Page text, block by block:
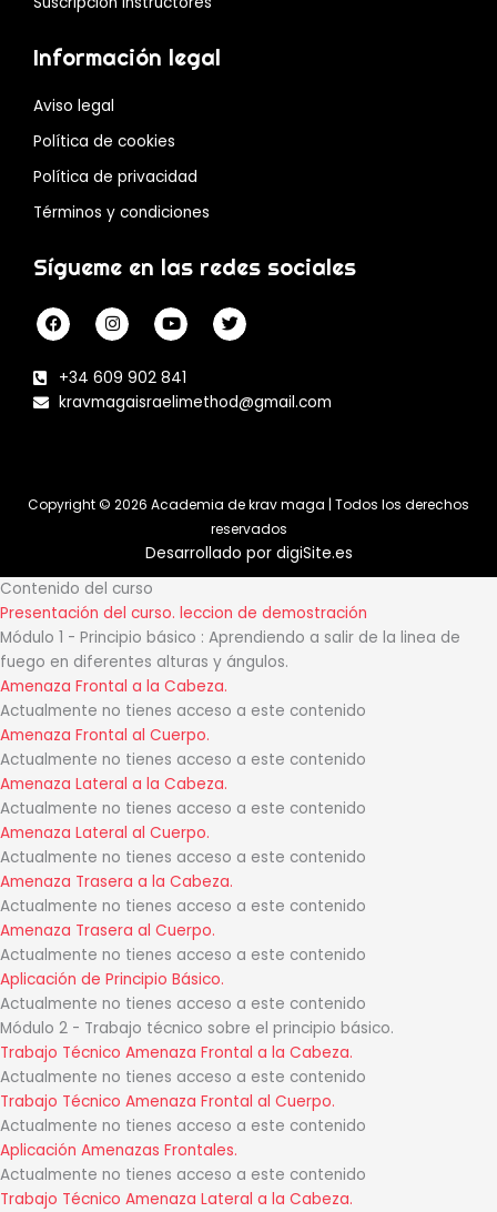
Información legal
Aviso legal
Política de cookies
Política de privacidad
Términos y condiciones
Sígueme en las redes sociales
F
a
c
b
o
o
I
n
s
a
g
r
Y
o
u
u
b
e
T
w
i
e
r
+34 609 902 841
kravmagaisraelimethod@gmail.com
Copyright © 2026 Academia de krav maga | Todos los derechos
reservados
Desarrollado por digiSite.es
Contenido del curso
Presentación del curso. leccion de demostración
Módulo 1 - Principio básico : Aprendiendo a salir de la linea de
fuego en diferentes alturas y ángulos.
Amenaza Frontal a la Cabeza.
Actualmente no tienes acceso a este contenido
Amenaza Frontal al Cuerpo.
Actualmente no tienes acceso a este contenido
Amenaza Lateral a la Cabeza.
Actualmente no tienes acceso a este contenido
Amenaza Lateral al Cuerpo.
Actualmente no tienes acceso a este contenido
Amenaza Trasera a la Cabeza.
Actualmente no tienes acceso a este contenido
Amenaza Trasera al Cuerpo.
Actualmente no tienes acceso a este contenido
Aplicación de Principio Básico.
Actualmente no tienes acceso a este contenido
Módulo 2 - Trabajo técnico sobre el principio básico.
Trabajo Técnico Amenaza Frontal a la Cabeza.
Actualmente no tienes acceso a este contenido
Trabajo Técnico Amenaza Frontal al Cuerpo.
Actualmente no tienes acceso a este contenido
Aplicación Amenazas Frontales.
Actualmente no tienes acceso a este contenido
Trabajo Técnico Amenaza Lateral a la Cabeza.